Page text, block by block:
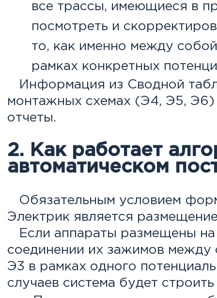
все трассы, имеющиеся в
посмотреть и
то, как именно между
рамках конкретных
Информация из Сводной
монтажных схемах (Э4, Э5, Э6)
отчеты.
2. Как работает
автоматическом
Обязательным условием
Электрик является
Если аппараты размещены на
соединении их зажимов
Э3 в рамках одного
случаев система будет